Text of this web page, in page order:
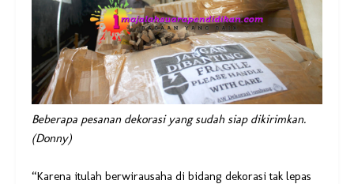
Beberapa pesanan dekorasi yang sudah siap dikirimkan.
(Donny)
“Karena itulah berwirausaha di bidang dekorasi tak lepas